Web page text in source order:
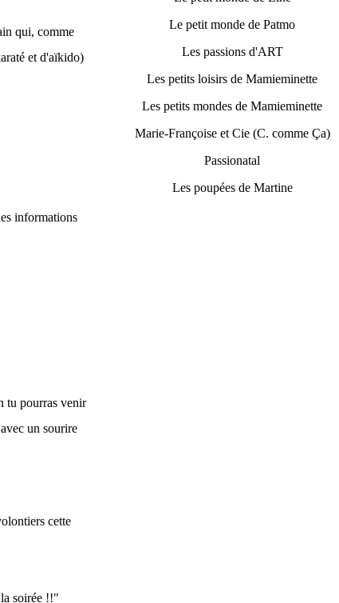
qui, comme
et d'aïkido)
informations
tu pourras venir
un sourire
cette
soirée !!"
Le petit monde de Patmo
Les passions d'ART
Les petits loisirs de Mamieminette
Les petits mondes de Mamieminette
Marie-Françoise et Cie (C. comme Ça)
Passionatal
Les poupées de Martine